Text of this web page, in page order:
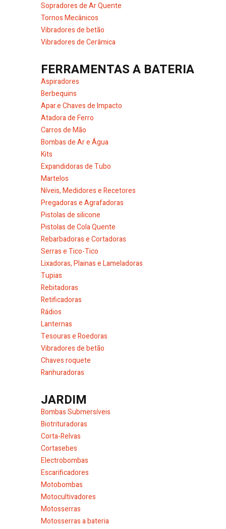
Sopradores de Ar Quente
Tornos Mecânicos
Vibradores de betão
Vibradores de Cerâmica
FERRAMENTAS A BATERIA
Aspiradores
Berbequins
Apar.e Chaves de Impacto
Atadora de Ferro
Carros de Mão
Bombas de Ar e Água
Kits
Expandidoras de Tubo
Martelos
Níveis, Medidores e Recetores
Pregadoras e Agrafadoras
Pistolas de silicone
Pistolas de Cola Quente
Rebarbadoras e Cortadoras
Serras e Tico-Tico
Lixadoras, Plainas e Lameladoras
Tupias
Rebitadoras
Retificadoras
Rádios
Lanternas
Tesouras e Roedoras
Vibradores de betão
Chaves roquete
Ranhuradoras
JARDIM
Bombas Submersíveis
Biotrituradoras
Corta-Relvas
Cortasebes
Electrobombas
Escarificadores
Motobombas
Motocultivadores
Motosserras
Motosserras a bateria